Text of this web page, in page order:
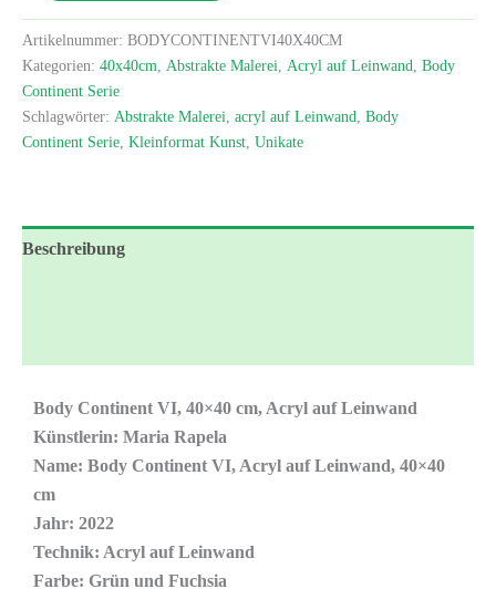
Artikelnummer: BODYCONTINENTVI40X40CM
Kategorien: 40x40cm Abstrakte Malerei Acryl auf Leinwand Body
Continent Serie
Schlagwörter: Abstrakte Malerei acryl auf Leinwand Body
Continent Serie Kleinformat Kunst Unikate
Beschreibung
Body Continent VI, 40×40 cm, Acryl auf Leinwand
Künstlerin: Maria Rapela
Name: Body Continent VI, Acryl auf Leinwand, 40×40
cm
Jahr: 2022
Technik: Acryl auf Leinwand
Farbe: Grün und Fuchsia